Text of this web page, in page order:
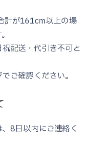
計が161cm以上の場
配送・代引き不可と
ご確認ください。
8日以内にご連絡く